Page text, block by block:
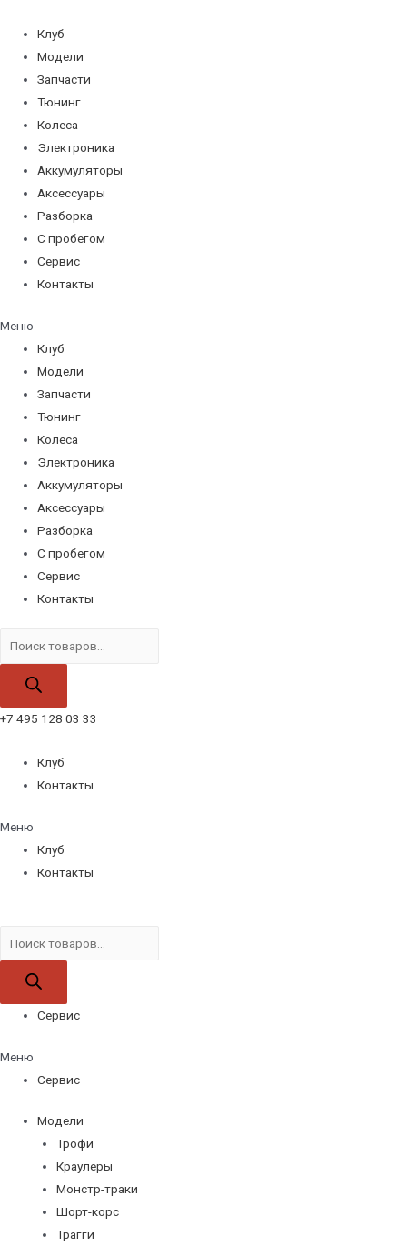
содержимому
Клуб
Модели
Запчасти
Тюнинг
Колеса
Электроника
Аккумуляторы
Аксессуары
Разборка
С пробегом
Сервис
Контакты
Меню
Клуб
Модели
Запчасти
Тюнинг
Колеса
Электроника
Аккумуляторы
Аксессуары
Разборка
С пробегом
Сервис
Контакты
товаров
+7 495 128 03 33
Клуб
Контакты
Меню
Клуб
Контакты
товаров
Сервис
Меню
Сервис
Модели
Трофи
Краулеры
Монстр-траки
Шорт-корс
Трагги